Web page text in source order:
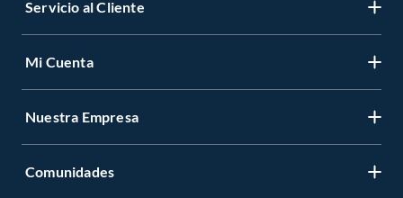
Servicio al Cliente
Mi Cuenta
Nuestra Empresa
Comunidades